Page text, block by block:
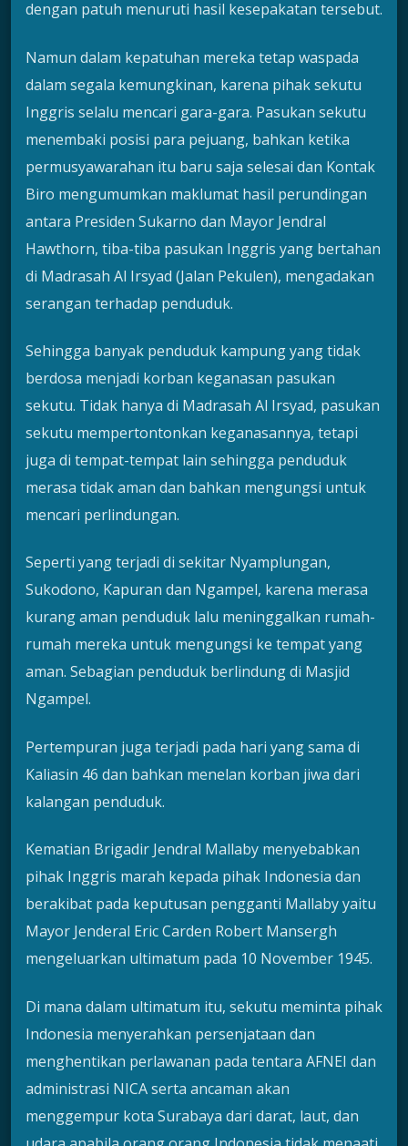
dengan patuh menuruti hasil kesepakatan tersebut.
Namun dalam kepatuhan mereka tetap waspada
dalam segala kemungkinan, karena pihak sekutu
Inggris selalu mencari gara-gara. Pasukan sekutu
menembaki posisi para pejuang, bahkan ketika
permusyawarahan itu baru saja selesai dan Kontak
Biro mengumumkan maklumat hasil perundingan
antara Presiden Sukarno dan Mayor Jendral
Hawthorn, tiba-tiba pasukan Inggris yang bertahan
di Madrasah Al Irsyad (Jalan Pekulen), mengadakan
serangan terhadap penduduk.
Sehingga banyak penduduk kampung yang tidak
berdosa menjadi korban keganasan pasukan
sekutu. Tidak hanya di Madrasah Al Irsyad, pasukan
sekutu mempertontonkan keganasannya, tetapi
juga di tempat-tempat lain sehingga penduduk
merasa tidak aman dan bahkan mengungsi untuk
mencari perlindungan.
Seperti yang terjadi di sekitar Nyamplungan,
Sukodono, Kapuran dan Ngampel, karena merasa
kurang aman penduduk lalu meninggalkan rumah-
rumah mereka untuk mengungsi ke tempat yang
aman. Sebagian penduduk berlindung di Masjid
Ngampel.
Pertempuran juga terjadi pada hari yang sama di
Kaliasin 46 dan bahkan menelan korban jiwa dari
kalangan penduduk.
Kematian Brigadir Jendral Mallaby menyebabkan
pihak Inggris marah kepada pihak Indonesia dan
berakibat pada keputusan pengganti Mallaby yaitu
Mayor Jenderal Eric Carden Robert Mansergh
mengeluarkan ultimatum pada 10 November 1945.
Di mana dalam ultimatum itu, sekutu meminta pihak
Indonesia menyerahkan persenjataan dan
menghentikan perlawanan pada tentara AFNEI dan
administrasi NICA serta ancaman akan
menggempur kota Surabaya dari darat, laut, dan